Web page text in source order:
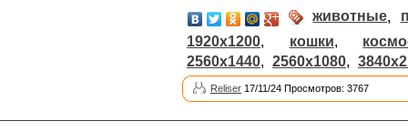
животные,
1920x1200, кошки,
2560x1440, 2560x1080,
Reliser 17/11/24 Просмотров: 3767